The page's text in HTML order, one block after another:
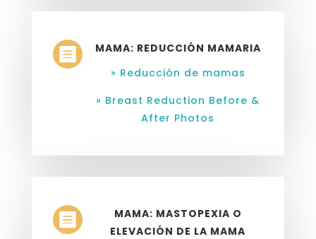

MAMA: REDUCCIÓN MAMARIA
» Reducción de mamas
» Breast Reduction Before &
After Photos

MAMA: MASTOPEXIA O
ELEVACIÓN DE LA MAMA